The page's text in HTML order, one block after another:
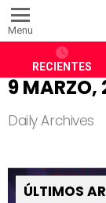
Menu
RECIENTES
9 MARZO,
Daily Archives
ÚLTIMOS